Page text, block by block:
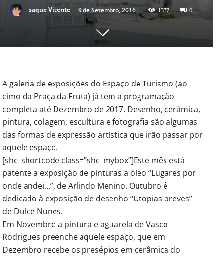
Isaque Vicente - 9 de Setembro, 2016 1377 0
A galeria de exposições do Espaço de Turismo (ao
cimo da Praça da Fruta) já tem a programação
completa até Dezembro de 2017. Desenho, cerâmica,
pintura, colagem, escultura e fotografia são algumas
das formas de expressão artística que irão passar por
aquele espaço.
[shc_shortcode class=”shc_mybox”]Este mês está
patente a exposição de pinturas a óleo “Lugares por
onde andei…”, de Arlindo Menino. Outubro é
dedicado à exposição de desenho “Utopias breves”,
de Dulce Nunes.
Em Novembro a pintura e aguarela de Vasco
Rodrigues preenche aquele espaço, que em
Dezembro recebe os presépios em cerâmica do